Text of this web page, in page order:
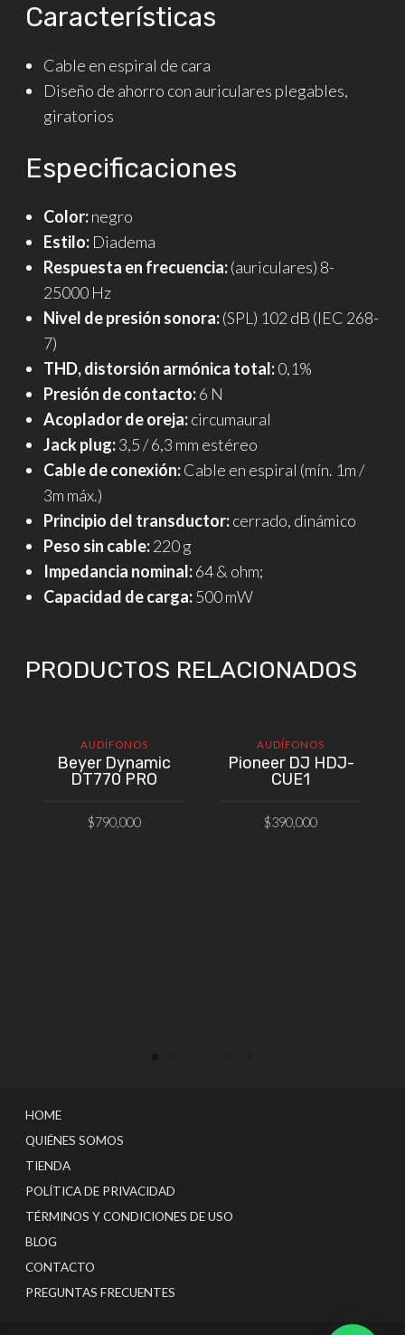
Características
Cable en espiral de cara
Diseño de ahorro con auriculares plegables,
giratorios
Especificaciones
Color:negro
Estilo:Diadema
Respuesta en frecuencia:(auriculares) 8-
25000 Hz
Nivel de presión sonora:(SPL) 102 dB (IEC 268-
7)
THD, distorsión armónica total:0,1%
Presión de contacto:6 N
Acoplador de oreja:circumaural
Jack plug:3,5 / 6,3 mm estéreo
Cable de conexión:Cable en espiral (mín. 1m /
3m máx.)
Principio del transductor:cerrado, dinámico
Peso sin cable:220 g
Impedancia nominal:64 & ohm;
Capacidad de carga:500 mW
PRODUCTOS RELACIONADOS
AUDÍFONOS
Beyer Dynamic
DT770 PRO
$790,000
AUDÍFONOS
Pioneer DJ HDJ-
CUE1
$390,000
HOME
QUIÉNES SOMOS
TIENDA
POLÍTICA DE PRIVACIDAD
TÉRMINOS Y CONDICIONES DE USO
BLOG
CONTACTO
PREGUNTAS FRECUENTES